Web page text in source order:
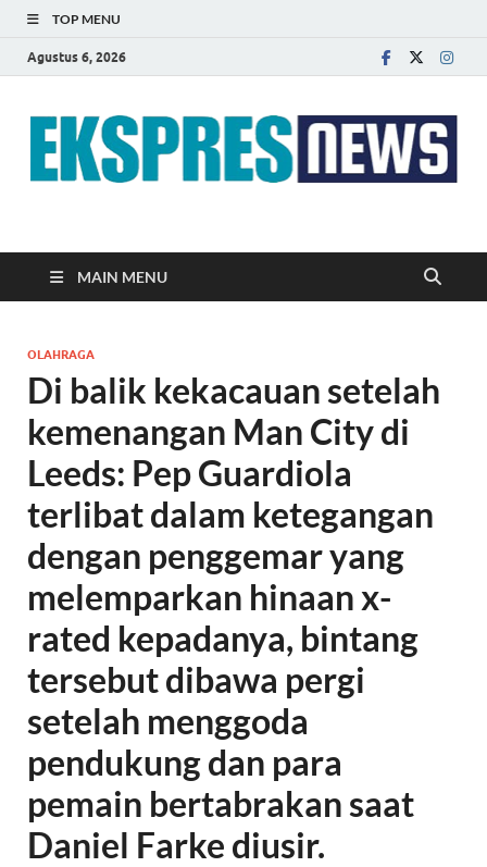
TOP MENU
Agustus 6, 2026
EKSPRES NEWS
MAIN MENU
OLAHRAGA
Di balik kekacauan setelah
kemenangan Man City di
Leeds: Pep Guardiola
terlibat dalam ketegangan
dengan penggemar yang
melemparkan hinaan x-
rated kepadanya, bintang
tersebut dibawa pergi
setelah menggoda
pendukung dan para
pemain bertabrakan saat
Daniel Farke diusir.